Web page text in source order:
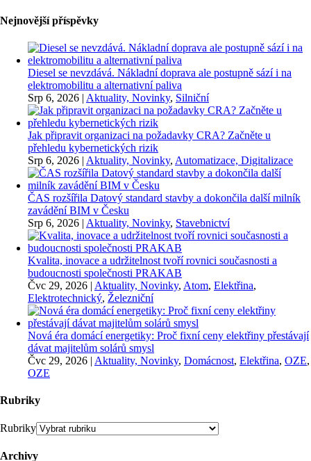
Nejnovější příspěvky
Diesel se nevzdává. Nákladní doprava ale postupně sází i na
elektromobilitu a alternativní paliva
Srp 6, 2026 | Aktuality, Novinky, Silniční
Jak připravit organizaci na požadavky CRA? Začněte u
přehledu kybernetických rizik
Srp 6, 2026 | Aktuality, Novinky, Automatizace, Digitalizace
ČAS rozšířila Datový standard stavby a dokončila další milník
zavádění BIM v Česku
Srp 6, 2026 | Aktuality, Novinky, Stavebnictví
Kvalita, inovace a udržitelnost tvoří rovnici současnosti a
budoucnosti společnosti PRAKAB
Čvc 29, 2026 | Aktuality, Novinky, Atom, Elektřina,
Elektrotechnický, Železniční
Nová éra domácí energetiky: Proč fixní ceny elektřiny přestávají
dávat majitelům solárů smysl
Čvc 29, 2026 | Aktuality, Novinky, Domácnost, Elektřina, OZE,
OZE
Rubriky
Rubriky
Archivy